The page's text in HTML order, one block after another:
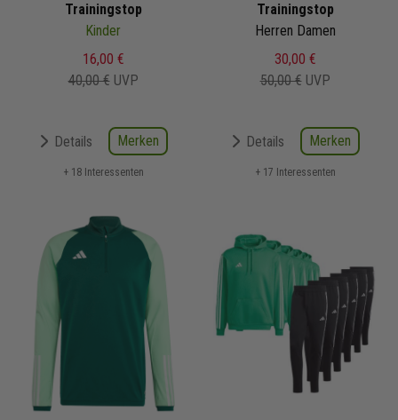
Trainingstop
Kinder
16,00 €
40,00 € UVP
Details Merken
+ 18 Interessenten
Trainingstop
Herren Damen
30,00 €
50,00 € UVP
Details Merken
+ 17 Interessenten